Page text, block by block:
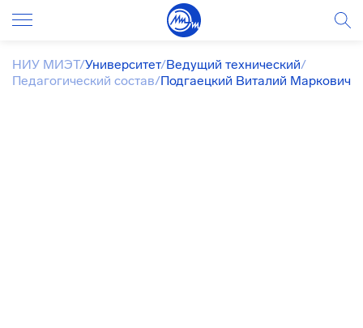
НИУ МИЭТ/Университет/Ведущий технический/
Педагогический состав/Подгаецкий Виталий Маркович